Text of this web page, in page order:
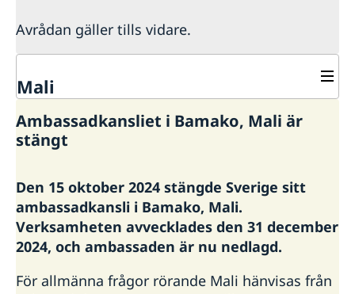
Avrådan gäller tills vidare.
Mali
Hjälp till svenskar i Mali
Rösta i Mali
Akut hjälp
Larmcentraler
Pass i Mali
Ambassadens reseinformation
Aktuella händelser
In- och utresebestämmelser
Allmänna säkerhetsläget
Terrorism
Utvecklingssamarbete
Ambassadkansliet i Bamako, Mali är
stängt
Den 15 oktober 2024 stängde Sverige sitt
ambassadkansli i Bamako, Mali.
Verksamheten avvecklades den 31 december
2024, och ambassaden är nu nedlagd.
För allmänna frågor rörande Mali hänvisas från